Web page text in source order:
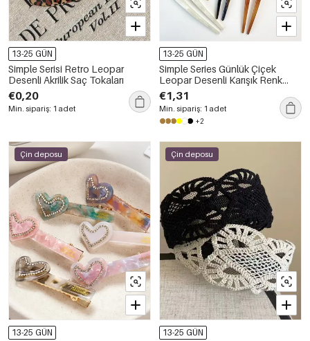
13-25 GÜN
Simple Serisi Retro Leopar
Desenli Akrilik Saç Tokaları
€0,20
Min. sipariş: 1 adet
13-25 GÜN
Simple Series Günlük Çiçek
Leopar Desenli Karışık Renk
Geçişli Asetat Saç Tokaları
€1,31
Min. sipariş: 1 adet
+2
Çin deposu
13-25 GÜN
Çin deposu
13-25 GÜN